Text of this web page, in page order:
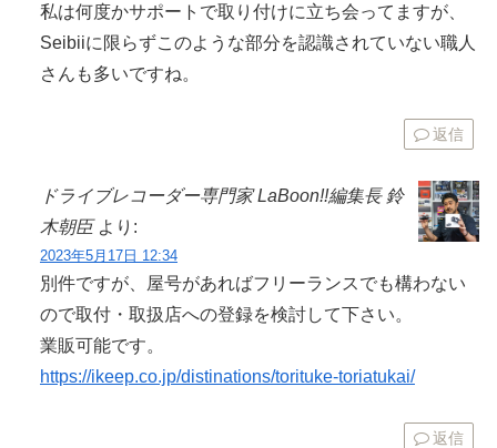
私は何度かサポートで取り付けに立ち会ってますが、
Seibiiに限らずこのような部分を認識されていない職人
さんも多いですね。
返信
ドライブレコーダー専門家 LaBoon!!編集長 鈴
木朝臣 より:
2023年5月17日 12:34
別件ですが、屋号があればフリーランスでも構わない
ので取付・取扱店への登録を検討して下さい。
業販可能です。
https://ikeep.co.jp/distinations/torituke-toriatukai/
返信